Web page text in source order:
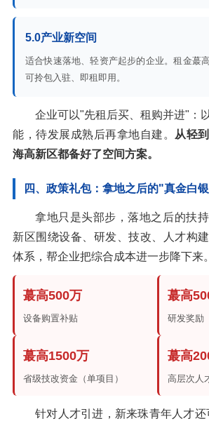
5.0产业新空间
适合快速落地、轻资产起步的企业。租金蕞
可拎包入驻、即租即用。
企业可以"先租后买、租购并进"：
能，待发展成熟后再拿地自建。
从轻
海高新区都备好了空间方案。
四、政策礼包：拿地之后的"真金白
拿地只是头部步，落地之后的扶
新区围绕设备、研发、技改、人才构
体系，帮企业把综合成本进一步降下来。
蕞高500万
设备购置补贴
蕞高
研发奖励
蕞高1500万
省级技改资金（单项目）
蕞高
高层次人
针对人才引进，新来珠青年人才